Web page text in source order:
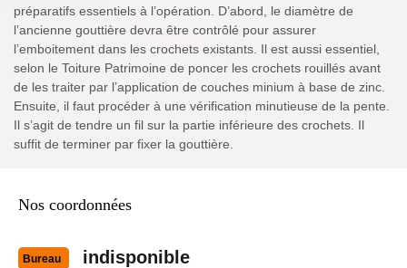
préparatifs essentiels à l’opération. D’abord, le diamètre de
l’ancienne gouttière devra être contrôlé pour assurer
l’emboitement dans les crochets existants. Il est aussi essentiel,
selon le Toiture Patrimoine de poncer les crochets rouillés avant
de les traiter par l’application de couches minium à base de zinc.
Ensuite, il faut procéder à une vérification minutieuse de la pente.
Il s’agit de tendre un fil sur la partie inférieure des crochets. Il
suffit de terminer par fixer la gouttière.
Nos coordonnées
Bureau indisponible